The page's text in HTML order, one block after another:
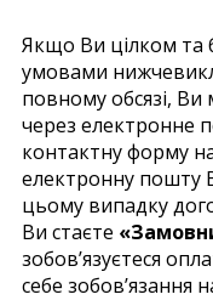
Якщо Ви цілком та
умовами
повному обсязі,
через електронне
контактну форму
електронну пошту
цьому випадку
Ви стаєте
зобов’язуєтеся
себе зобов’язання